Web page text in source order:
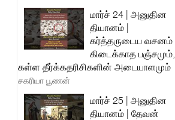
மார்ச் 24 | அனுதின
தியானம் |
கர்த்தருடைய வசனம்
கிடைக்காத பஞ்சமும்,
கள்ள தீர்க்கதரிசிகளின் அடையாளமும்
சகரியா பூணன்
மார்ச் 25 | அனுதின
தியானம் | தேவன்